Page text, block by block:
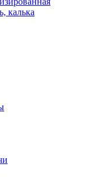
калька